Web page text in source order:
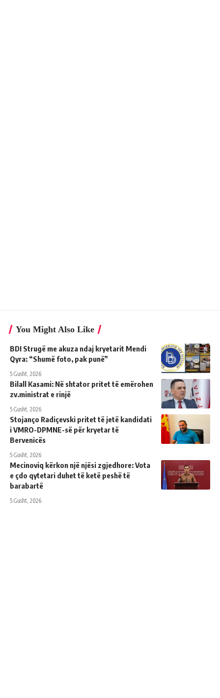
You Might Also Like
BDI Strugë me akuza ndaj kryetarit Mendi
Qyra: “Shumë foto, pak punë”
5 Gusht, 2026
Bilall Kasami: Në shtator pritet të emërohen
zv.ministrat e rinjë
5 Gusht, 2026
Stojanço Radiçevski pritet të jetë kandidati
i VMRO-DPMNE-së për kryetar të
Bervenicës
5 Gusht, 2026
Mecinoviq kërkon një njësi zgjedhore: Vota
e çdo qytetari duhet të ketë peshë të
barabartë
5 Gusht, 2026